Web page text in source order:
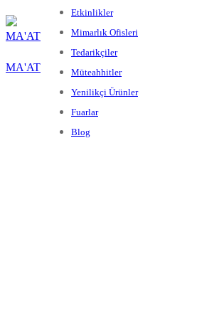
MA'AT
Etkinlikler
Mimarlık Ofisleri
Tedarikçiler
Müteahhitler
Yenilikçi Ürünler
Fuarlar
Blog